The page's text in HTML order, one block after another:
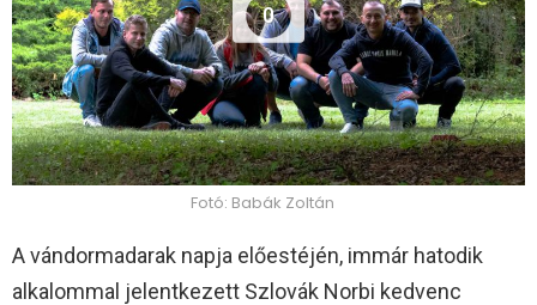
0
Fotó: Babák Zoltán
A vándormadarak napja előestéjén, immár hatodik
alkalommal jelentkezett Szlovák Norbi kedvenc